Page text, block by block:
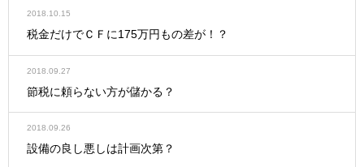
2018.10.15
税金だけでＣＦに175万円もの差が！？
2018.09.27
節税に頼らない方が儲かる？
2018.09.26
設備の良し悪しは計画次第？